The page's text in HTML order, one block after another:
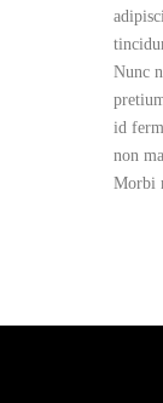
Nunc
id
non
Morbi